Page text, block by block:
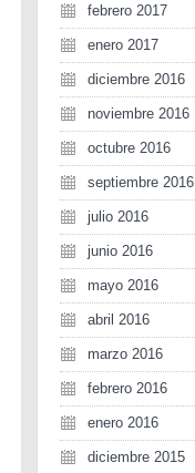
febrero 2017
enero 2017
diciembre 2016
noviembre 2016
octubre 2016
septiembre 2016
julio 2016
junio 2016
mayo 2016
abril 2016
marzo 2016
febrero 2016
enero 2016
diciembre 2015